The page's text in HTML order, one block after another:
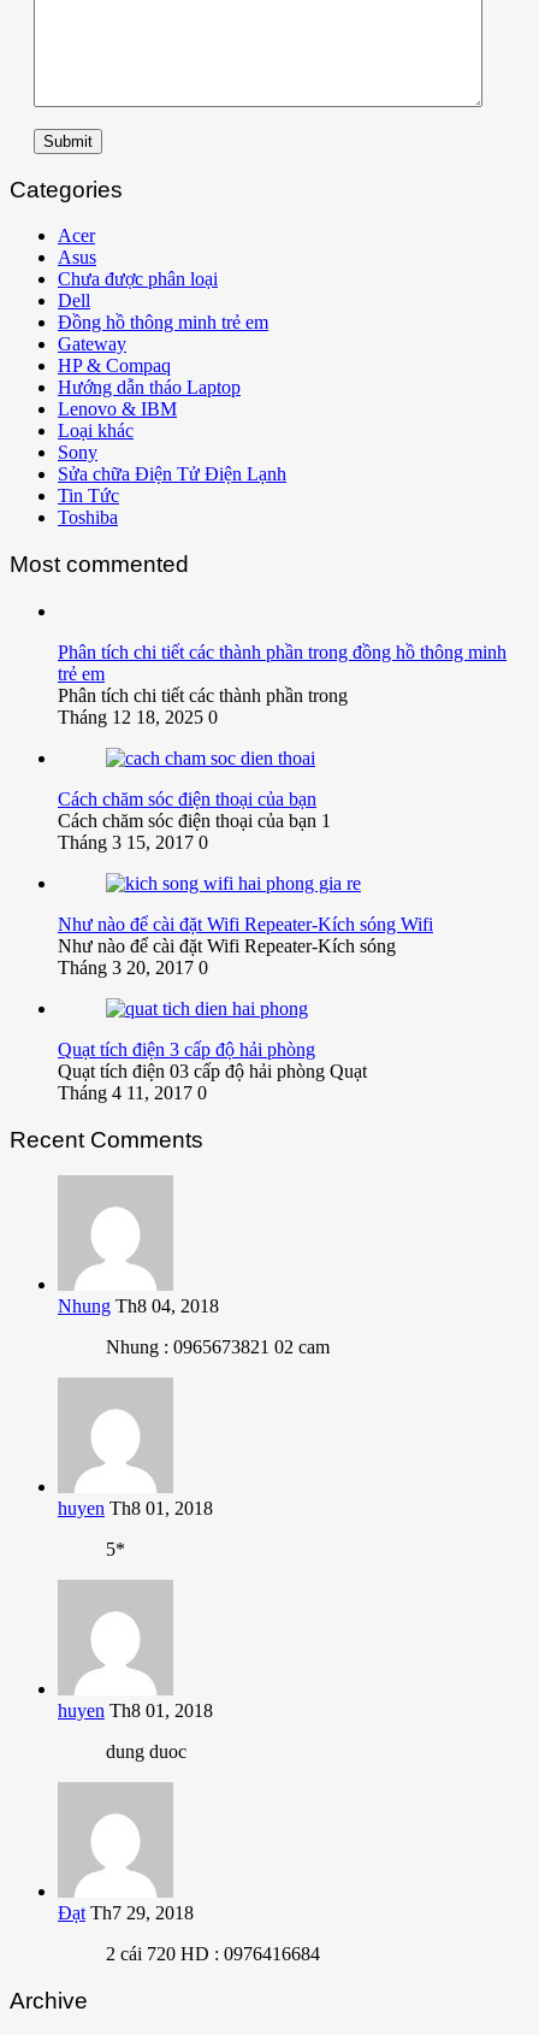
Submit
Categories
Acer
Asus
Chưa được phân loại
Dell
Đồng hồ thông minh trẻ em
Gateway
HP & Compaq
Hướng dẫn tháo Laptop
Lenovo & IBM
Loại khác
Sony
Sửa chữa Điện Tử Điện Lạnh
Tin Tức
Toshiba
Most commented
Phân tích chi tiết các thành phần trong đồng hồ thông minh
trẻ em
Phân tích chi tiết các thành phần trong
Tháng 12 18, 2025 0
Cách chăm sóc điện thoại của bạn
Cách chăm sóc điện thoại của bạn 1
Tháng 3 15, 2017 0
Như nào để cài đặt Wifi Repeater-Kích sóng Wifi
Như nào để cài đặt Wifi Repeater-Kích sóng
Tháng 3 20, 2017 0
Quạt tích điện 3 cấp độ hải phòng
Quạt tích điện 03 cấp độ hải phòng Quạt
Tháng 4 11, 2017 0
Recent Comments
Nhung Th8 04, 2018
Nhung : 0965673821 02 cam
huyen Th8 01, 2018
5*
huyen Th8 01, 2018
dung duoc
Đạt Th7 29, 2018
2 cái 720 HD : 0976416684
Archive